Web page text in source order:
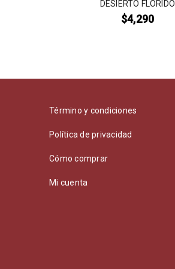
DESIERTO FLORIDO
$4,290
Término y condiciones
Política de privacidad
Cómo comprar
Mi cuenta